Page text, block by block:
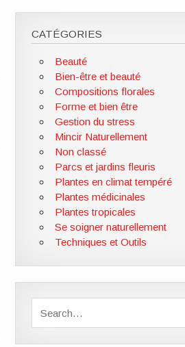
CATÉGORIES
Beauté
Bien-être et beauté
Compositions florales
Forme et bien être
Gestion du stress
Mincir Naturellement
Non classé
Parcs et jardins fleuris
Plantes en climat tempéré
Plantes médicinales
Plantes tropicales
Se soigner naturellement
Techniques et Outils